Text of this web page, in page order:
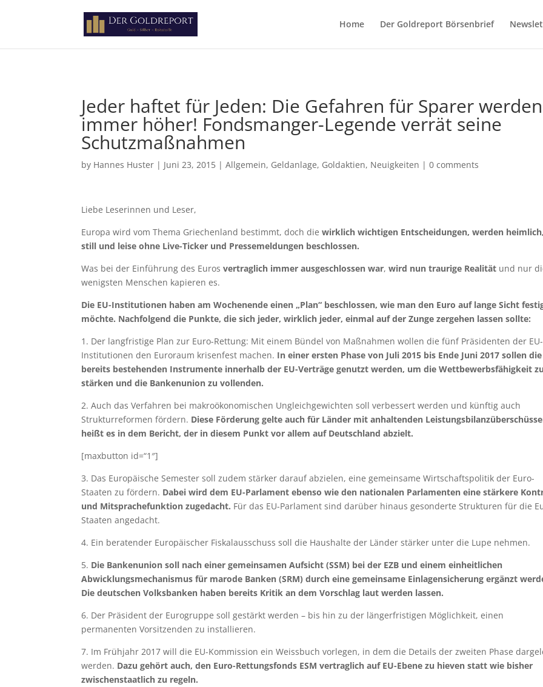
Home
Der Goldreport Börsenbrief
Jeder haftet für Jeden: Die Gefahren für Sparer werden
immer höher! Fondsmanger-Legende verrät seine
Schutzmaßnahmen
by Hannes Huster | Juni 23, 2015 |Allgemein, Geldanlage, Goldaktien, Neuigkeiten |0 comments
Liebe Leserinnen und Leser,
Europa wird vom Thema Griechenland bestimmt, doch diewirklich wichtigen Entscheidungen, werden heimlich,
still und leise ohne Live-Ticker und Pressemeldungen beschlossen.
Was bei der Einführung des Eurosvertraglich immer ausgeschlossen war,wird nun traurige Realität und nur
wenigsten Menschen kapieren es.
Die EU-Institutionen haben am Wochenende einen „Plan“ beschlossen, wie man den Euro auf lange Sicht
möchte. Nachfolgend die Punkte, die sich jeder, wirklich jeder, einmal auf der Zunge zergehen lassen sollte:
1. Der langfristige Plan zur Euro-Rettung: Mit einem Bündel von Maßnahmen wollen die fünf Präsidenten der EU-
Institutionen den Euroraum krisenfest machen. In einer ersten Phase von Juli 2015 bis Ende Juni 2017 sollen die
bereits bestehenden Instrumente innerhalb der EU-Verträge genutzt werden, um die Wettbewerbsfähigkeit zu
stärken und die Bankenunion zu vollenden.
2. Auch das Verfahren bei makroökonomischen Ungleichgewichten soll verbessert werden und künftig auch
Strukturreformen fördern. Diese Förderung gelte auch für Länder mit anhaltenden
heißt es in dem Bericht, der in diesem Punkt vor allem auf Deutschland abzielt.
[maxbutton id=“1″]
3. Das Europäische Semester soll zudem stärker darauf abzielen, eine gemeinsame Wirtschaftspolitik der Euro-
Staaten zu fördern. Dabei wird dem EU-Parlament ebenso wie den nationalen Parlamenten eine stärkere
und Mitsprachefunktion zugedacht. Für das EU-Parlament sind darüber hinaus gesonderte Strukturen für die
Staaten angedacht.
4. Ein beratender Europäischer Fiskalausschuss soll die Haushalte der Länder stärker unter die Lupe nehmen.
5. Die Bankenunion soll nach einer gemeinsamen Aufsicht (SSM) bei der EZB und einem einheitlichen
Abwicklungsmechanismus für marode Banken (SRM) durch eine gemeinsame Einlagensicherung ergänzt
Die deutschen Volksbanken haben bereits Kritik an dem Vorschlag laut werden lassen.
6. Der Präsident der Eurogruppe soll gestärkt werden – bis hin zu der längerfristigen Möglichkeit, einen
permanenten Vorsitzenden zu installieren.
7. Im Frühjahr 2017 will die EU-Kommission ein Weissbuch vorlegen, in dem die Details der zweiten Phase
werden. Dazu gehört auch, den Euro-Rettungsfonds ESM vertraglich auf EU-Ebene zu hieven statt wie bisher
zwischenstaatlich zu regeln.